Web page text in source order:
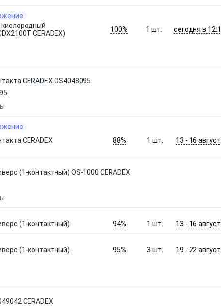
CERADEX)
100% 1 шт. сегодня в
CERADEX OS4048095
CERADEX
88% 1 шт. 13 - 16
(1-контактный) OS-1000 CERADEX
(1-контактный) 94% 1 шт. 13 - 16
(1-контактный) 95% 3 шт. 19 - 22
CERADEX